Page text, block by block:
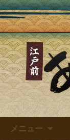
あたぼ
で味わ
あたぼう
メニュー